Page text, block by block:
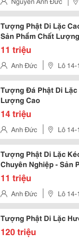
Nước – P. Hòa Hải – Q.
Tượng Phật Di Lặc
Sản Phẩm Chất
Nhiên
11 triệu
Anh Đức
Lô
Nước – P. Hòa Hải – Q.
Tượng Đá Phật Di
Lượng Cao
14 triệu
Anh Đức
Lô
Nước – P. Hòa Hải – Q.
Tượng Phật Di Lặc
Chuyên Nghiệp - Sản
Nguyên Khối Tự Nhiên
11 triệu
Anh Đức
Lô
Nước – P. Hòa Hải – Q.
Tượng Phật Di Lặc
120 triệu